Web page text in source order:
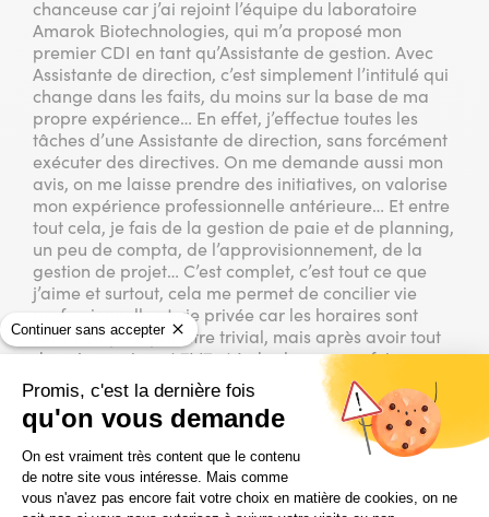
Continuer sans accepter
Promis, c'est la dernière fois
qu'on vous demande
Plateforme de Gestion du
On est vraiment très content que le contenu
de notre site vous intéresse. Mais comme
vous n'avez pas encore fait votre choix en matière de cookies, on ne
chanceuse car j’ai rejoint l’équipe du laboratoire
Amarok Biotechnologies, qui m’a proposé mon
premier CDI en tant qu’Assistante de gestion. Avec
Assistante de direction, c’est simplement l’intitulé qui
change dans les faits, du moins sur la base de ma
propre expérience… En effet, j’effectue toutes les
tâches d’une Assistante de direction, sans forcément
exécuter des directives. On me demande aussi mon
avis, on me laisse prendre des initiatives, on valorise
mon expérience professionnelle antérieure… Et entre
tout cela, je fais de la gestion de paie et de planning,
un peu de compta, de l’approvisionnement, de la
gestion de projet… C’est complet, c’est tout ce que
j’aime et surtout, cela me permet de concilier vie
professionnelle et vie privée car les horaires sont
fixes ! Ça peut paraître trivial, mais après avoir tout
donné, quasiment 7J/7 et à des heures parfois
indues, les 15 années précédentes, il était important
pour moi que reconversion rime avec
épanouissement.